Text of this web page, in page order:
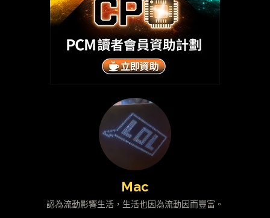
Mac
認為流動影響生活，生活也因為流動因而豐富。